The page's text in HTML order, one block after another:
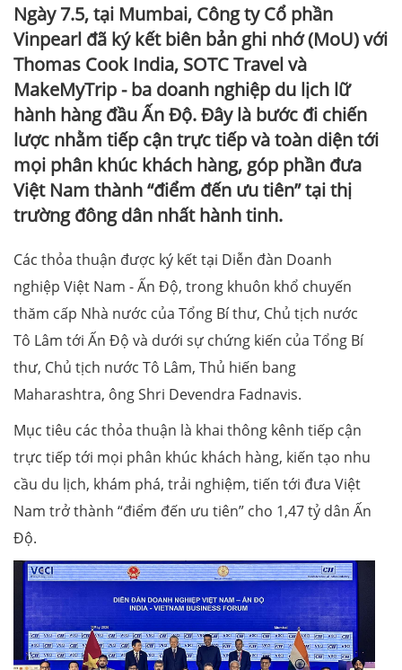
Ngày 7.5, tại Mumbai, Công ty Cổ phần
Vinpearl đã ký kết biên bản ghi nhớ (MoU) với
Thomas Cook India, SOTC Travel và
MakeMyTrip - ba doanh nghiệp du lịch lữ
hành hàng đầu Ấn Độ. Đây là bước đi chiến
lược nhằm tiếp cận trực tiếp và toàn diện tới
mọi phân khúc khách hàng, góp phần đưa
Việt Nam thành “điểm đến ưu tiên” tại thị
trường đông dân nhất hành tinh.
Các thỏa thuận được ký kết tại Diễn đàn Doanh
nghiệp Việt Nam - Ấn Độ, trong khuôn khổ chuyến
thăm cấp Nhà nước của Tổng Bí thư, Chủ tịch nước
Tô Lâm tới Ấn Độ và dưới sự chứng kiến của Tổng Bí
thư, Chủ tịch nước Tô Lâm, Thủ hiến bang
Maharashtra, ông Shri Devendra Fadnavis.
Mục tiêu các thỏa thuận là khai thông kênh tiếp cận
trực tiếp tới mọi phân khúc khách hàng, kiến tạo nhu
cầu du lịch, khám phá, trải nghiệm, tiến tới đưa Việt
Nam trở thành “điểm đến ưu tiên” cho 1,47 tỷ dân Ấn
Độ.